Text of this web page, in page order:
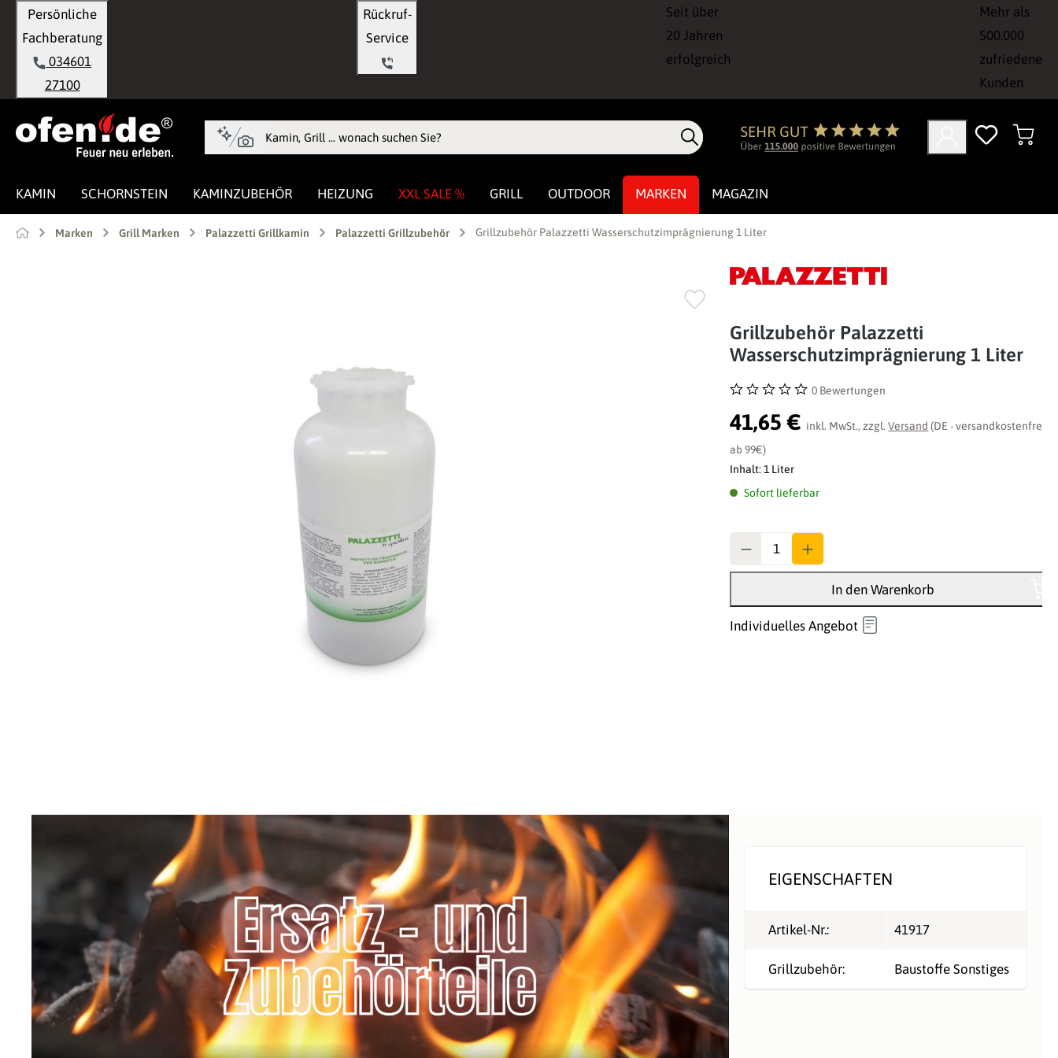
Zur Hauptnavigation springen
Persönliche
Fachberatung
034601
27100
Rückruf-
Seit über
20 Jahren
erfolgreich
Mehr als
500.000
zufriedene
Kunden
KAMIN SCHORNSTEIN KAMINZUBEHÖR HEIZUNG XXL SALE % GRILL OUTDOOR MARKEN MAGAZIN
Marken Grill Marken Palazzetti Grillkamin Palazzetti Grillzubehör Grillzubehör Palazzetti Wasserschutzimprägnierung 1 Liter
Grillzubehör Palazzetti
Wasserschutzimprägnierung 1 Liter
Durchschnittliche Bewertung von 0 von 5 Sternen
0 Bewertungen
41,65 € inkl. MwSt., zzgl.Versand (DE - versandkostenfrei
ab 99€)
Inhalt:1 Liter
Sofort lieferbar
In den Warenkorb
Individuelles Angebot
EIGENSCHAFTEN
Artikel-Nr.: 41917
Grillzubehör: Baustoffe Sonstiges